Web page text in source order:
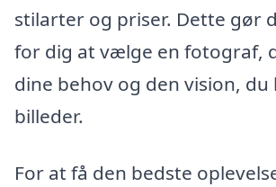
stilarter og priser. Dette gør
for dig at vælge en fotograf,
dine behov og den vision,
billeder.
For at få den bedste